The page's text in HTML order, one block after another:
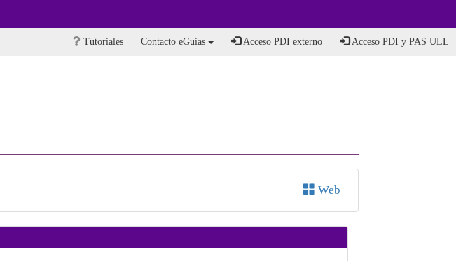
Tutoriales Contacto eGuias Acceso PDI externo Acceso PDI y PAS ULL
Web